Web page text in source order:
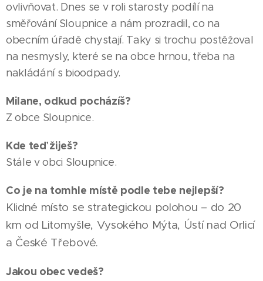
ovlivňovat. Dnes se v roli starosty podílí na
směřování Sloupnice a nám prozradil, co na
obecním úřadě chystají. Taky si trochu postěžoval
na nesmysly, které se na obce hrnou, třeba na
nakládání s bioodpady.
Milane, odkud pocházíš?
Z obce Sloupnice.
Kde teď žiješ?
Stále v obci Sloupnice.
Co je na tomhle místě podle tebe nejlepší?
Klidné místo se strategickou polohou – do 20
km od Litomyšle, Vysokého Mýta, Ústí nad Orlicí
a České Třebové.
Jakou obec vedeš?